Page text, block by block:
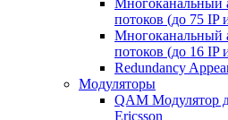
Многоканальный
потоков (до 75 IP
Многоканальный
потоков (до 16 IP
Redundancy
Модуляторы
QAM Модулятор
Ericsson